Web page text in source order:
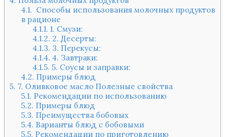
4.1. Способы использования молочных продуктов
в рационе
4.1.1. 1. Смузи:
4.1.2. 2. Десерты:
4.1.3. 3. Перекусы:
4.1.4. 4. Завтраки:
4.1.5. 5. Соусы и заправки:
4.2. Примеры блюд
5. 7. Оливковое масло Полезные свойства
5.1. Рекомендации по использованию
5.2. Примеры блюд
5.3. Преимущества бобовых
5.4. Варианты блюд с бобовыми
5.5. Рекомендации по приготовлению